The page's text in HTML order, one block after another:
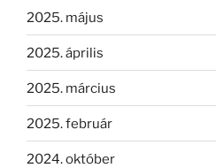
2025. május
2025. április
2025. március
2025. február
2024. október